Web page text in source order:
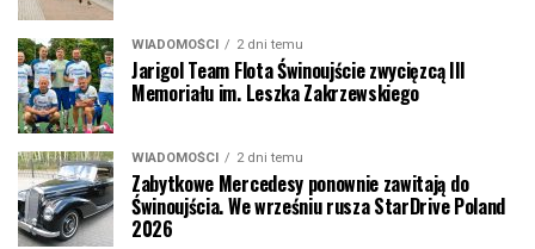
WIADOMOŚCI 2 dni temu
Jarigol Team Flota Świnoujście zwycięzcą III
Memoriału im. Leszka Zakrzewskiego
WIADOMOŚCI 2 dni temu
Zabytkowe Mercedesy ponownie zawitają do
Świnoujścia. We wrześniu rusza StarDrive Poland
2026